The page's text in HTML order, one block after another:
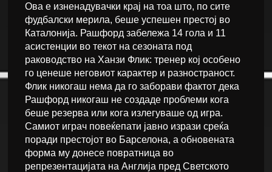
Ова е изненадувачки крај на тоа што, по сите
фудбалски мерила, беше успешен престој во
Каталонија. Рашфорд забележа 14 гола и 11
асистенции во текот на сезоната под
раководство на Ханзи Флик: тренер кој особено
го ценеше неговиот карактер и разностраност.
Флик никогаш нема да го заборави фактот дека
Рашфорд никогаш не создаде проблеми кога
беше резерва или кога излегуваше од игра.
Самиот играч повеќепати јавно изрази среќа
поради престојот во Барселона, а обновената
форма му донесе повратница во
репрезентацијата на Англија пред Светското